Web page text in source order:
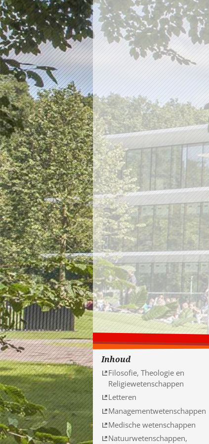
Inhoud
Filosofie, Theologie en
Religiewetenschappen
Letteren
Managementwetenschappen
Medische wetenschappen
Natuurwetenschappen,